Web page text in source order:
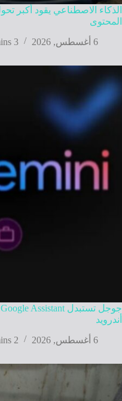
الذكاء الاصطناعي يقود أكبر
المحتوى
6 أغسطس, 2026
3 mins
أندرويد
6 أغسطس, 2026
2 mins